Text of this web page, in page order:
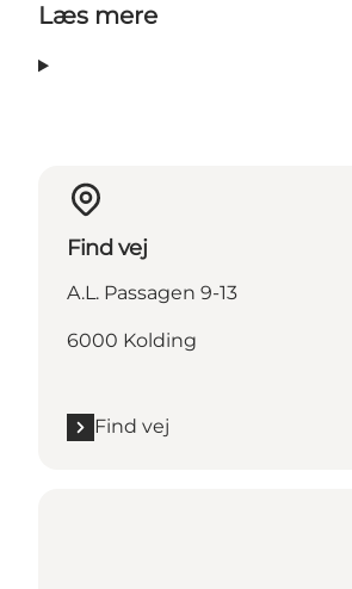
Læs mere
Find vej
A.L. Passagen 9-13
6000 Kolding
Find vej